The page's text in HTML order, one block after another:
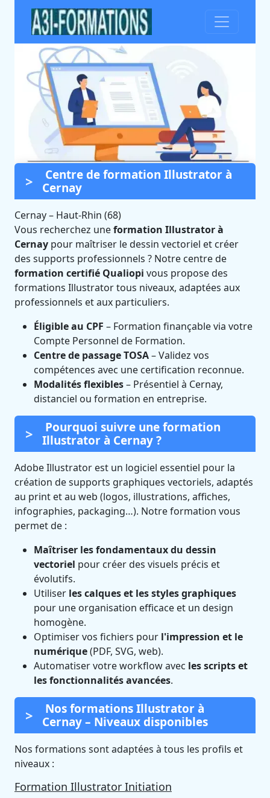
Formation Illustrator à
Cernay (Haut-Rhin)
Certifié Qualiopi et éligible CPF
Centre de formation Illustrator à
Cernay
Cernay– Haut-Rhin (68)
Vous recherchez uneformation Illustrator à
Cernay pour maîtriser le dessin vectoriel et créer
des supports professionnels ? Notre centre de
formation certifié Qualiopi vous propose des
formations Illustrator tous niveaux, adaptées aux
professionnels et aux particuliers.
Éligible au CPF – Formation finançable via votre
Compte Personnel de Formation.
Centre de passage TOSA– Validez vos
compétences avec une certification reconnue.
Modalités flexibles– Présentiel à Cernay,
distanciel ou formation en entreprise.
Pourquoi suivre une formation
Illustrator à Cernay ?
Adobe Illustrator est un logiciel essentiel pour la
création de supports graphiques vectoriels, adaptés
au print et au web (logos, illustrations, affiches,
infographies, packaging…). Notre formation vous
permet de :
Maîtriser les fondamentaux du dessin
vectoriel pour créer des visuels précis et
évolutifs.
Utiliser les calques et les styles graphiques
pour une organisation efficace et un design
homogène.
Optimiser vos fichiers pour l'impression et le
numérique(PDF, SVG, web).
Automatiser votre workflow avec les scripts et
les fonctionnalités avancées.
Nos formations Illustrator à
Cernay – Niveaux disponibles
Nos formations sont adaptées à tous les profils et
niveaux :
Formation Illustrator Initiation